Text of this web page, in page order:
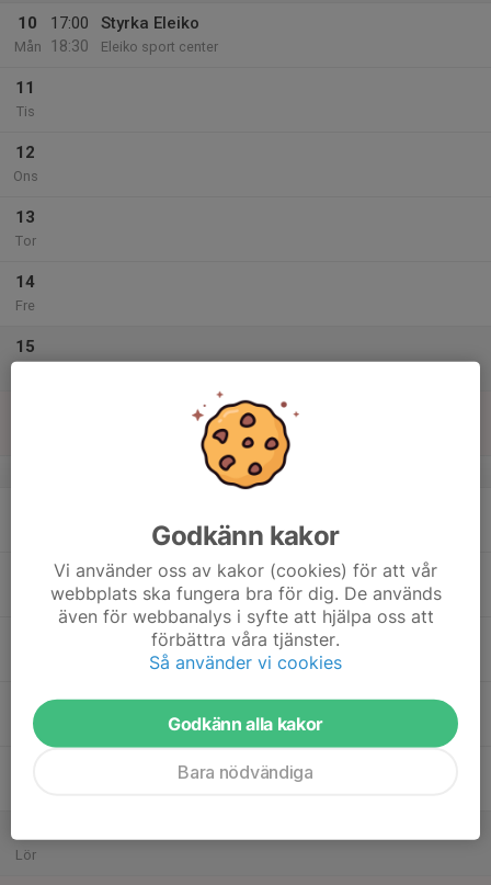
10
Mån
17:00
18:30
Styrka Eleiko
Eleiko sport center
11
Tis
12
Ons
13
Tor
14
Fre
15
v.34
Eleiko sport center
18:00
19:30
Damer C Volleybollträning
Sturehallen, Halmstad
Tor
19:30
Damer C Volleybollträning
Sturehallen
Lör
Godkänn kakor
Vi använder oss av kakor (cookies) för att vår
webbplats ska fungera bra för dig. De används
även för webbanalys i syfte att hjälpa oss att
förbättra våra tjänster.
Så använder vi cookies
Godkänn alla kakor
Bara nödvändiga